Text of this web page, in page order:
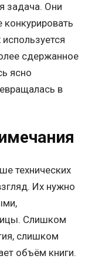
задача. Они
сдержанное
ясно
в
технических
Их нужно
Слишком
слишком
объём книги.